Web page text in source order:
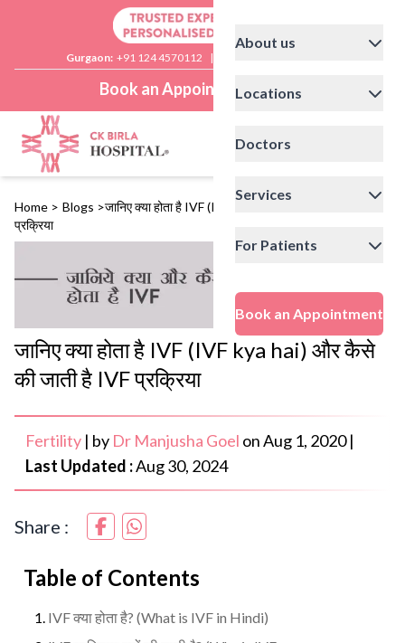
Gurgaon: +91 124 4570112 |
Book an Appointment
About us
Locations
Doctors
Services
For Patients
Book an Appointment
Home > Blogs >जानिए क्या होता है IVF (IVF kya hai) और कैसे की जाती है IVF
प्रक्रिया
जानिए क्या होता है IVF (IVF kya hai) और कैसे
की जाती है IVF प्रक्रिया
Fertility | by Dr Manjusha Goel onAug 1, 2020 |
Last Updated :Aug 30, 2024
Share :
Table of Contents
IVF क्या होता है? (What is IVF in Hindi)